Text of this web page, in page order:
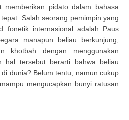
memberikan pidato dalam bahasa
Salah seorang pemimpin yang
fonetik internasional adalah Paus
manapun beliau berkunjung,
khotbah dengan menggunakan
hal tersebut berarti bahwa beliau
dunia? Belum tentu, namun cukup
mengucapkan bunyi ratusan